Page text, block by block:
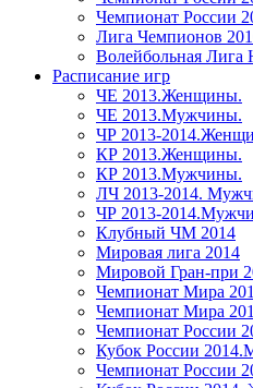
Чемпионат России
Лига Чемпионов
Волейбольная Лига
Расписание игр
ЧЕ 2013.Женщины.
ЧЕ 2013.Мужчины.
ЧР 2013-
КР 2013.Женщины.
КР 2013.Мужчины.
ЛЧ 2013-2014.
ЧР 2013-
Клубный ЧМ 2014
Мировая лига 2014
Мировой Гран-при
Чемпионат Мира
Чемпионат Мира
Чемпионат России
Кубок России
Чемпионат России